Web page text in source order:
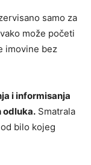
samo za
može početi
imovine bez
i informisanja
odluka. Smatrala
bilo kojeg